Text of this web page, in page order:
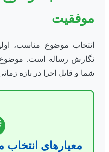
موفقیت
انتخاب موضوع مناسب،
نگارش رساله است. موضوع
شما و قابل اجرا در بازه
معیارهای